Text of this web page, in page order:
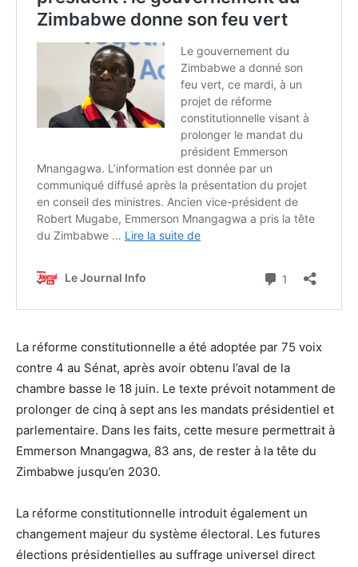
La réforme constitutionnelle a été adoptée par 75 voix
contre 4 au Sénat, après avoir obtenu l’aval de la
chambre basse le 18 juin. Le texte prévoit notamment de
prolonger de cinq à sept ans les mandats présidentiel et
parlementaire. Dans les faits, cette mesure permettrait à
Emmerson Mnangagwa, 83 ans, de rester à la tête du
Zimbabwe jusqu’en 2030.
La réforme constitutionnelle introduit également un
changement majeur du système électoral. Les futures
élections présidentielles au suffrage universel direct